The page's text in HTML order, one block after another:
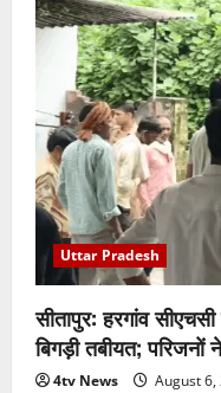
Uttar Pradesh
सीतापुर: हरगांव
बिगड़ी तबीयत; परिजनों
4tv News August 6,